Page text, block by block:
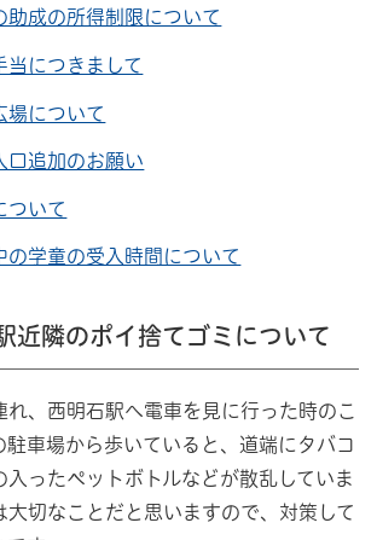
助成の所得制限について
当につきまして
場について
口追加のお願い
ついて
の学童の受入時間について
隣のポイ捨てゴミについて
れ、西明石駅へ電車を見に行った時のこ
駐車場から歩いていると、道端にタバコ
入ったペットボトルなどが散乱していま
大切なことだと思いますので、対策して